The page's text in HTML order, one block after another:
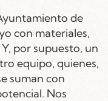
de
con materiales,
por supuesto, un
equipo, quienes,
suman con
Nos